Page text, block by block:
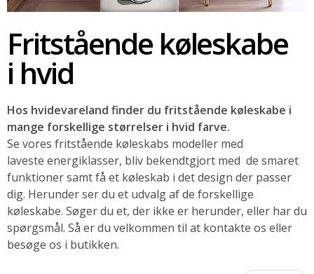
OUTLET
SOMMERUDSALG
Fritstående køleskabe
i hvid
Hos hvidevareland finder du fritstående køleskabe i
mange forskellige størrelser i hvid farve.
Se vores fritstående køleskabs modeller med
laveste energiklasser, bliv bekendtgjort med de smaret
funktioner samt få et køleskab i det design der passer
dig. Herunder ser du et udvalg af de forskellige
køleskabe. Søger du et, der ikke er herunder, eller har du
spørgsmål. Så er du velkommen til at kontakte os eller
besøge os i butikken.